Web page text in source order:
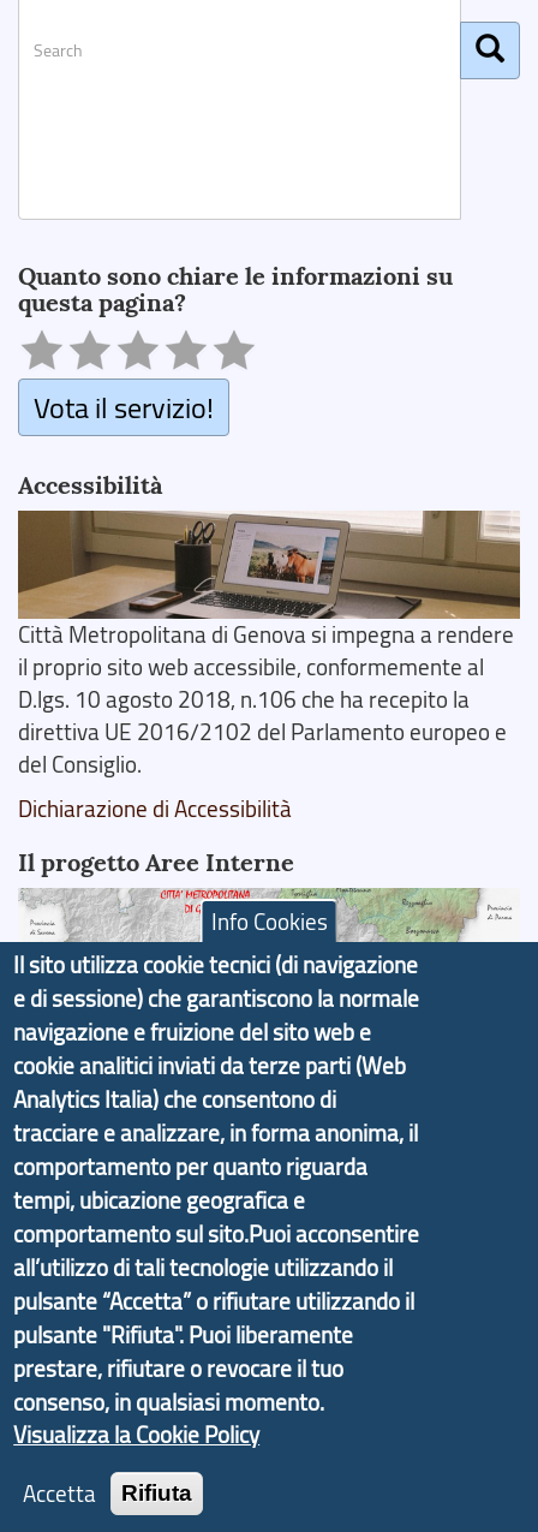
Quanto sono chiare le informazioni su
questa pagina?
Vota il servizio!
Accessibilità
Città Metropolitana di Genova si impegna a rendere
il proprio sito web accessibile, conformemente al
D.lgs. 10 agosto 2018, n.106 che ha recepito la
direttiva UE 2016/2102 del Parlamento europeo e
del Consiglio.
Dichiarazione di Accessibilità
Il progetto Aree Interne
Il portale di marketing territoriale e sviluppo locale
di Genova Città Metropolitana si è sviluppato a
partire dal progetto nazionale Aree Interne
promosso dal Dipartimento per lo Sviluppo
Economico e finalizzato al rilancio socio-economico
delle valli dell’entroterra. In particolare fornisce
informazioni ed aggiornamenti sulla
d'Area Antola-Tigullio, in collaborazione con Regione
Liguria ed ANCI Liguria.
Copyright © 2017 Città metropolitana di Genova |
CF: 80007350103
Tecnologie e Accessibilità
Info Cookies
Il sito utilizza cookie tecnici (di navigazione
e di sessione) che garantiscono la normale
navigazione e fruizione del sito web e
cookie analitici inviati da terze parti (Web
Analytics Italia) che consentono di
tracciare e analizzare, in forma anonima, il
comportamento per quanto riguarda
tempi, ubicazione geografica e
comportamento sul sito.Puoi acconsentire
all’utilizzo di tali tecnologie utilizzando il
pulsante “Accetta” o rifiutare utilizzando il
pulsante "Rifiuta". Puoi liberamente
prestare, rifiutare o revocare il tuo
consenso, in qualsiasi momento.
Visualizza la Cookie Policy
Accetta
Rifiuta